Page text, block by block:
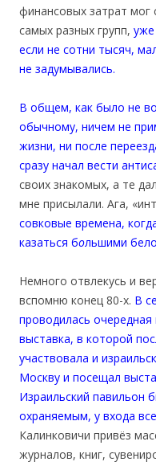
финансовых затрат мог
самых разных групп, уже
если не сотни тысяч,
не задумывались.
В общем, как было не
обычному, ничем не
жизни, ни после
сразу начал вести
своих знакомых, а те
мне присылали. Ага,
совковые времена,
казаться большими
Немного отвлекусь и
вспомню конец 80-х. В
проводилась
выставка, в которой
участвовала и
Москву и посещал
Израильский павильон
охраняемым, у входа
Калинковичи привёз
журналов, книг,